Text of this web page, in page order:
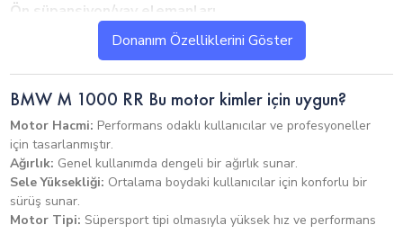
Ön süpansiyon/yay elemanları
Teleskopik ters çatal, 45 mm çapında, ayarlanabilir yay ön
Arka tekerlek kılavuzu/yay elemanları
Alüminyum alt kiriş salıncak kolu, Full Floater Pro, merkezi
yaylı bağlantı, ayarlanabilir yay ön yükü, ayarlanabilir geri
sekme ve sıkıştırma aşaması
Donanım Özelliklerini Göster
BMW M 1000 RR Bu motor kimler için uygun?
Motor Hacmi: Performans odaklı kullanıcılar ve profesyoneller
için tasarlanmıştır.
Ağırlık: Genel kullanımda dengeli bir ağırlık sunar.
Sele Yüksekliği: Ortalama boydaki kullanıcılar için konforlu bir
sürüş sunar.
Motor Tipi: Süpersport tipi olmasıyla yüksek hız ve performans